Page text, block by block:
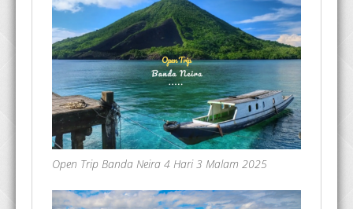
Open Trip Banda Neira 4 Hari 3 Malam 2025